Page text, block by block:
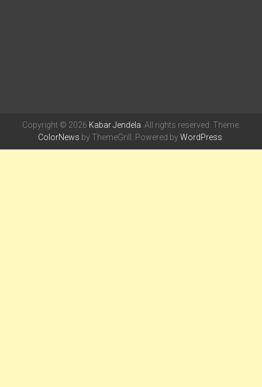
Copyright © 2026 Kabar Jendela. All rights reserved. Theme:
ColorNews by ThemeGrill. Powered byWordPress.